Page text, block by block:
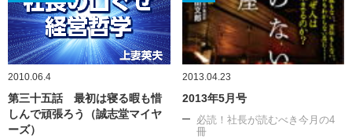
2010.06.4
第三十五話 最初は寝る暇も惜
しんで頑張ろう（誠志堂マイヤ
ーズ）
2013.04.23
2013年5月号
必読！社長が読むべき今月の4
冊